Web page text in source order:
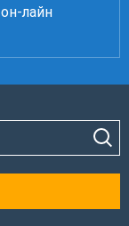
лайн